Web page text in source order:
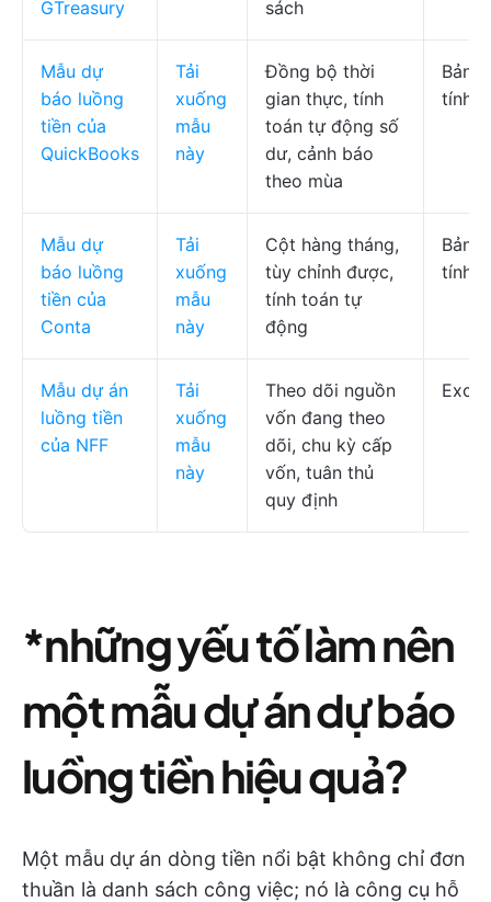
GTreasury
sách
Mẫu dự
báo luồng
tiền của
QuickBooks
Tải
xuống
mẫu
này
Đồng bộ thời
gian thực, tính
toán tự động số
dư, cảnh báo
theo mùa
Bảng
tính
Mẫu dự
báo luồng
tiền của
Conta
Tải
xuống
mẫu
này
Cột hàng tháng,
tùy chỉnh được,
tính toán tự
động
Bảng
tính
Mẫu dự án
luồng tiền
của NFF
Tải
xuống
mẫu
này
Theo dõi nguồn
vốn đang theo
dõi, chu kỳ cấp
vốn, tuân thủ
quy định
Excel
*những yếu tố làm nên
một mẫu dự án dự báo
luồng tiền hiệu quả?
Một mẫu dự án dòng tiền nổi bật không chỉ đơn
thuần là danh sách công việc; nó là công cụ hỗ